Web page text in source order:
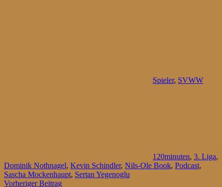
Spieler, SVWW
120minuten, 3. Liga,
Dominik Nothnagel, Kevin Schindler, Nils-Ole Book, Podcast,
Sascha Mockenhaupt, Sertan Yegenoglu
Vorheriger Beitrag